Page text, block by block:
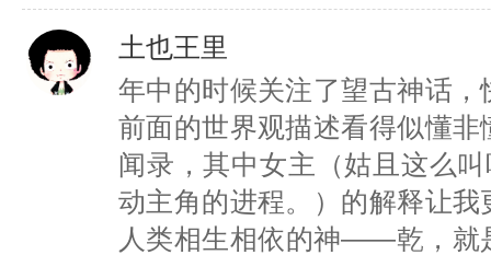
土也王里
年中的时候关注了望古神话
前面的世界观描述看得似懂
闻录，其中女主（姑且这么
动主角的进程。）的解释让
人类相生相依的神——乾，就